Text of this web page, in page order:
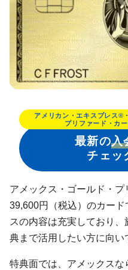
アメリカン・エキスプレス®
プリファード・カ
最新の入
チェッ
アメックス・ゴールド・
39,600円（税込）のカー
スの内容は充実しており
典まで活用したい方に向い
特典面では、アメックスな